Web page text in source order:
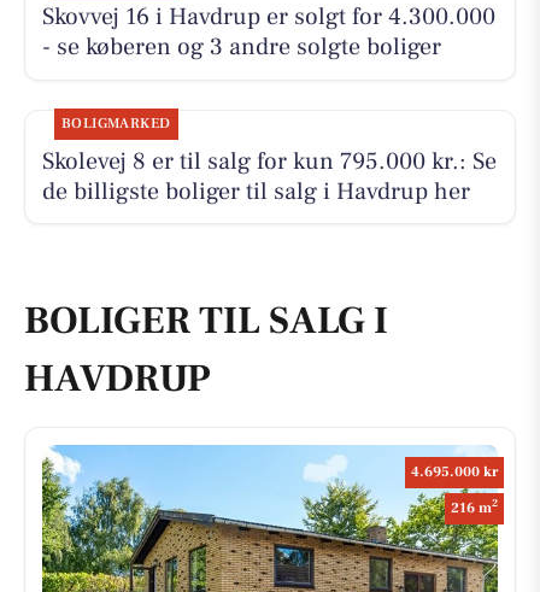
Skovvej 16 i Havdrup er solgt for 4.300.000
- se køberen og 3 andre solgte boliger
BOLIGMARKED
Skolevej 8 er til salg for kun 795.000 kr.: Se
de billigste boliger til salg i Havdrup her
BOLIGER TIL SALG I
HAVDRUP
4.695.000 kr
216 m2